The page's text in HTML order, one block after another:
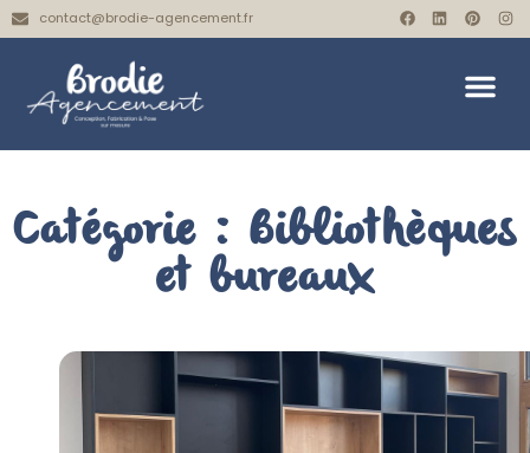
contact@brodie-agencement.fr
Catégorie : Bibliothèques
et bureaux